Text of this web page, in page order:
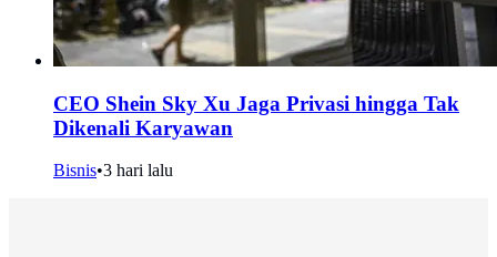
CEO Shein Sky Xu Jaga Privasi hingga Tak
Dikenali Karyawan
Bisnis•3 hari lalu